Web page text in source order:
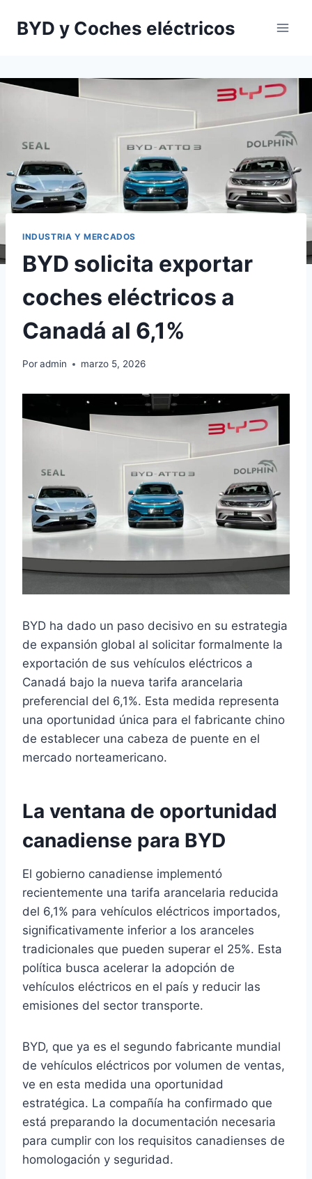
BYD y Coches eléctricos
INDUSTRIA Y MERCADOS
BYD solicita exportar
coches eléctricos a
Canadá al 6,1%
Poradmin marzo 5, 2026
BYD ha dado un paso decisivo en su estrategia
de expansión global al solicitar formalmente la
exportación de sus vehículos eléctricos a
Canadá bajo la nueva tarifa arancelaria
preferencial del 6,1%. Esta medida representa
una oportunidad única para el fabricante chino
de establecer una cabeza de puente en el
mercado norteamericano.
La ventana de oportunidad
canadiense para BYD
El gobierno canadiense implementó
recientemente una tarifa arancelaria reducida
del 6,1% para vehículos eléctricos importados,
significativamente inferior a los aranceles
tradicionales que pueden superar el 25%. Esta
política busca acelerar la adopción de
vehículos eléctricos en el país y reducir las
emisiones del sector transporte.
BYD, que ya es el segundo fabricante mundial
de vehículos eléctricos por volumen de ventas,
ve en esta medida una oportunidad
estratégica. La compañía ha confirmado que
está preparando la documentación necesaria
para cumplir con los requisitos canadienses de
homologación y seguridad.